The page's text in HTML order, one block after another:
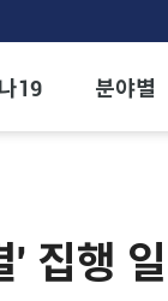
19 분야별
집행 일